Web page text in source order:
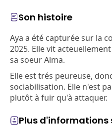
Son histoire
Aya a été capturée sur la
2025. Elle vit
sa soeur Alma.
Elle est trés peureuse,
sociabilisation. Elle n'est
plutôt à fuir qu'à attaquer.
Plus d'informations